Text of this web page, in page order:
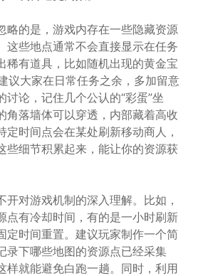
略的是，游戏内存在一些隐藏资源
这些地点通常不会直接显示在任务
稀有道具，比如随机出现的黄金宝
议大家在日常任务之余，多加留意
讨论，记住几个公认的“彩蛋”坐
角落墙体可以穿透，内部藏着高收
定时间点会在某处刷新移动商人，
些细节积累起来，能让你的资源获
开对游戏机制的深入理解。比如，
点有冷却时间，有的是一小时刷新
定时间重置。建议玩家制作一个简
录下哪些地图的资源点已经采集
样就能避免白跑一趟。同时，利用